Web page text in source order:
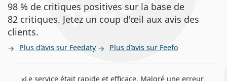
98 % de critiques positives sur la base de
82 critiques. Jetez un coup d'œil aux avis des
clients.
Plus d’avis sur Feedaty Plus d’avis sur Feefo
Le service était rapide et efficace. Malgré une erreur